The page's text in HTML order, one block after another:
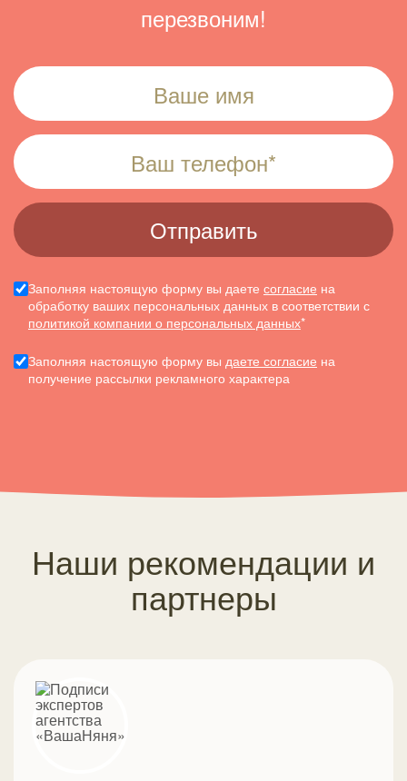
перезвоним!
Заполняя настоящую форму вы даете согласие на
обработку ваших персональных данных в соответствии с
политикой компании о персональных данных*
Заполняя настоящую форму вы даете согласие на
получение рассылки рекламного характера
Наши рекомендации и
партнеры